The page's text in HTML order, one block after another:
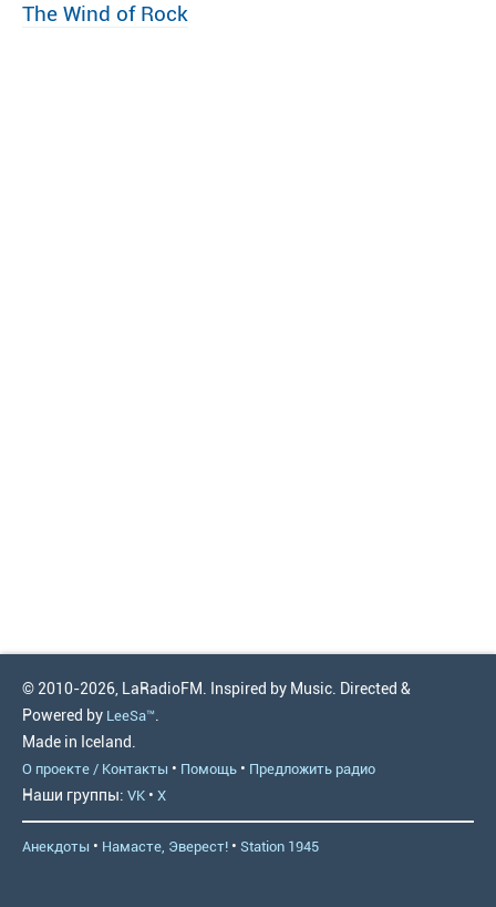
The Wind of Rock
© 2010-2026, LaRadioFM. Inspired by Music. Directed &
Powered by LeeSa™.
Made in Iceland.
О проекте / Контакты • Помощь • Предложить радио
Наши группы: VK • X
Анекдоты • Намасте, Эверест! • Station 1945